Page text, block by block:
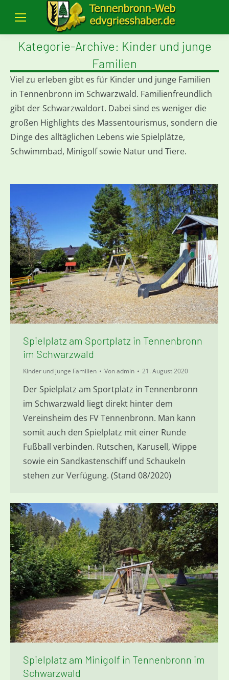
Kategorie-Archive: Kinder und junge
Familien
Viel zu erleben gibt es für Kinder und junge Familien
in Tennenbronn im Schwarzwald. Familienfreundlich
gibt der Schwarzwaldort. Dabei sind es weniger die
großen Highlights des Massentourismus, sondern die
Dinge des alltäglichen Lebens wie Spielplätze,
Schwimmbad, Minigolf sowie Natur und Tiere.
Spielplatz am Sportplatz in Tennenbronn
im Schwarzwald
Kinder und junge Familien Vonadmin 21. August 2020
Der Spielplatz am Sportplatz in Tennenbronn
im Schwarzwald liegt direkt hinter dem
Vereinsheim des FV Tennenbronn. Man kann
somit auch den Spielplatz mit einer Runde
Fußball verbinden. Rutschen, Karusell, Wippe
sowie ein Sandkastenschiff und Schaukeln
stehen zur Verfügung. (Stand 08/2020)
Spielplatz am Minigolf in Tennenbronn im
Schwarzwald